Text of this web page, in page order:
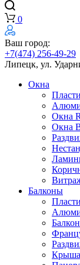
0
Ваш город:
+7(474) 256-49-29
Липецк, ул.
Окна
Окна
Окна
Балконы
Крыша